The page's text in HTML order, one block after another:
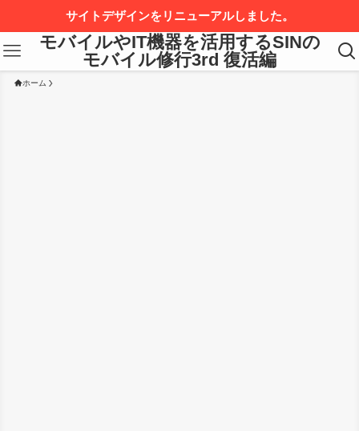
サイトデザインをリニューアルしました。
モバイルやIT機器を活用するSINの
モバイル修行3rd 復活編
ホーム